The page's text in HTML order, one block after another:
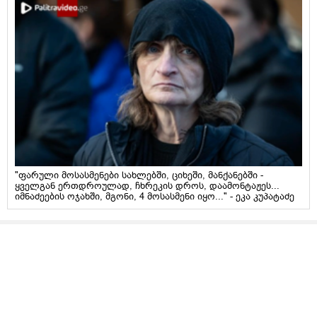
"ფარული მოსასმენები სახლებში, ციხეში, მანქანებში -
ყველგან ერთდროულად, ჩხრეკის დროს, დაამონტაჟეს...
იმნაძეების ოჯახში, მგონი, 4 მოსასმენი იყო..." - ეკა კუპატაძე